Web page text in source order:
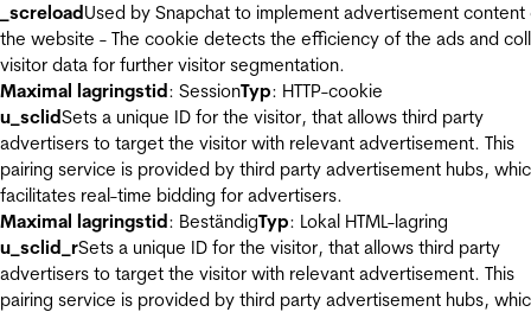
_screloadUsed by Snapchat to implement advertisement content
the website - The cookie detects the efficiency of the ads and
visitor data for further visitor segmentation.
Maximal lagringstid: SessionTyp: HTTP-cookie
u_sclidSets a unique ID for the visitor, that allows third party
advertisers to target the visitor with relevant advertisement. This
pairing service is provided by third party advertisement hubs,
facilitates real-time bidding for advertisers.
Maximal lagringstid: BeständigTyp: Lokal HTML-lagring
u_sclid_rSets a unique ID for the visitor, that allows third party
advertisers to target the visitor with relevant advertisement. This
pairing service is provided by third party advertisement hubs,